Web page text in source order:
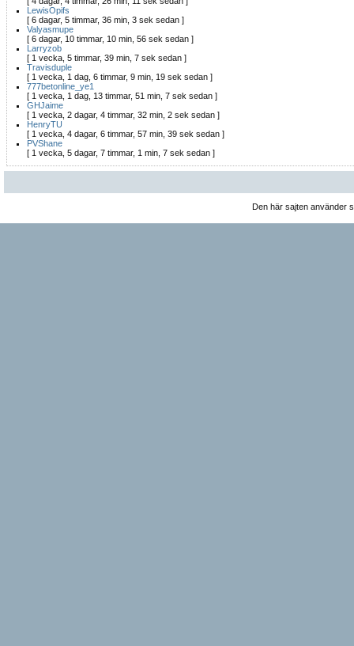
LewisOpifs
[ 6 dagar, 5 timmar, 36 min, 3 sek sedan ]
Valyasmupe
[ 6 dagar, 10 timmar, 10 min, 56 sek sedan ]
Larryzob
[ 1 vecka, 5 timmar, 39 min, 7 sek sedan ]
Travisduple
[ 1 vecka, 1 dag, 6 timmar, 9 min, 19 sek sedan ]
777betonline_ye1
[ 1 vecka, 1 dag, 13 timmar, 51 min, 7 sek sedan ]
GHJaime
[ 1 vecka, 2 dagar, 4 timmar, 32 min, 2 sek sedan ]
HenryTU
[ 1 vecka, 4 dagar, 6 timmar, 57 min, 39 sek sedan ]
PVShane
[ 1 vecka, 5 dagar, 7 timmar, 1 min, 7 sek sedan ]
Den här sajten använder